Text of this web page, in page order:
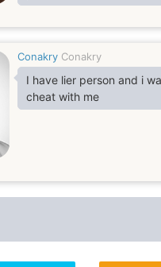
Conakry Conakry
I have lier person and i
cheat with me